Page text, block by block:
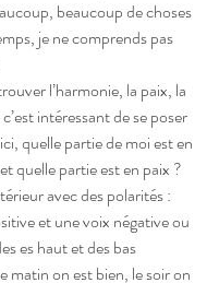
beaucoup de choses
je ne comprends pas
l’harmonie, la paix, la
intéressant de se poser
quelle partie de moi est en
quelle partie est en paix ?
avec des polarités :
et une voix négative ou
es haut et des bas
matin on est bien, le soir on